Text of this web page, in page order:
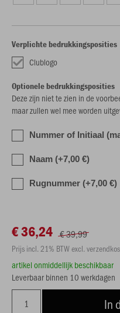
Verplichte bedrukkingsposities
Clublogo
Optionele bedrukkingsposities
Deze zijn niet te zien in de
maar zullen wel mee worden
Nummer of Initiaal
Naam (+7,00 €)
Rugnummer (+7,00 €)
€ 36,24 € 39,99
Prijs incl. 21% BTW excl.
artikel onmiddellijk beschikbaar
Leverbaar binnen 10 werkdagen
In